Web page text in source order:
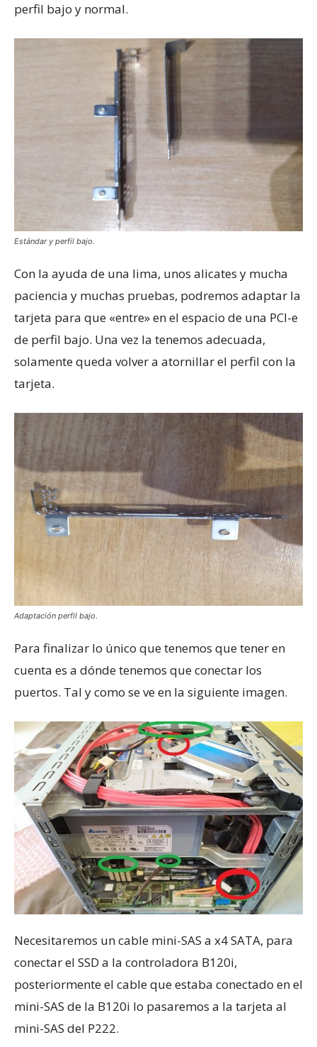
perfil bajo y normal.
Estándar y perfil bajo.
Con la ayuda de una lima, unos alicates y mucha
paciencia y muchas pruebas, podremos adaptar la
tarjeta para que «entre» en el espacio de una PCI-e
de perfil bajo. Una vez la tenemos adecuada,
solamente queda volver a atornillar el perfil con la
tarjeta.
Adaptación perfil bajo.
Para finalizar lo único que tenemos que tener en
cuenta es a dónde tenemos que conectar los
puertos. Tal y como se ve en la siguiente imagen.
Necesitaremos un cable mini-SAS a x4 SATA, para
conectar el SSD a la controladora B120i,
posteriormente el cable que estaba conectado en el
mini-SAS de la B120i lo pasaremos a la tarjeta al
mini-SAS del P222.